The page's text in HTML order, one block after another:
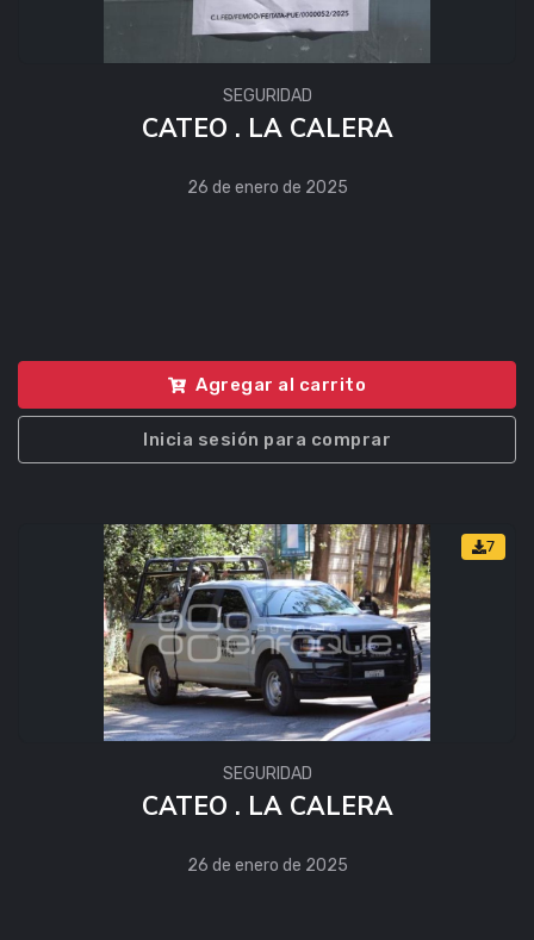
SEGURIDAD
CATEO . LA CALERA
26 de enero de 2025
Agregar al carrito
Inicia sesión para comprar
7
SEGURIDAD
CATEO . LA CALERA
26 de enero de 2025